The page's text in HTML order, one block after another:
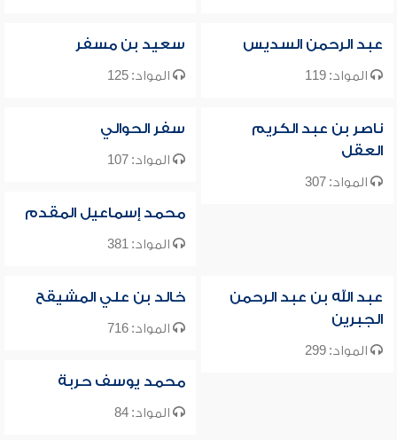
عبد الرحمن السديس
المواد: 119
سعيد بن مسفر
المواد: 125
ناصر بن عبد الكريم
العقل
المواد: 307
سفر الحوالي
المواد: 107
محمد إسماعيل المقدم
المواد: 381
عبد الله بن عبد الرحمن
الجبرين
المواد: 299
خالد بن علي المشيقح
المواد: 716
محمد يوسف حربة
المواد: 84